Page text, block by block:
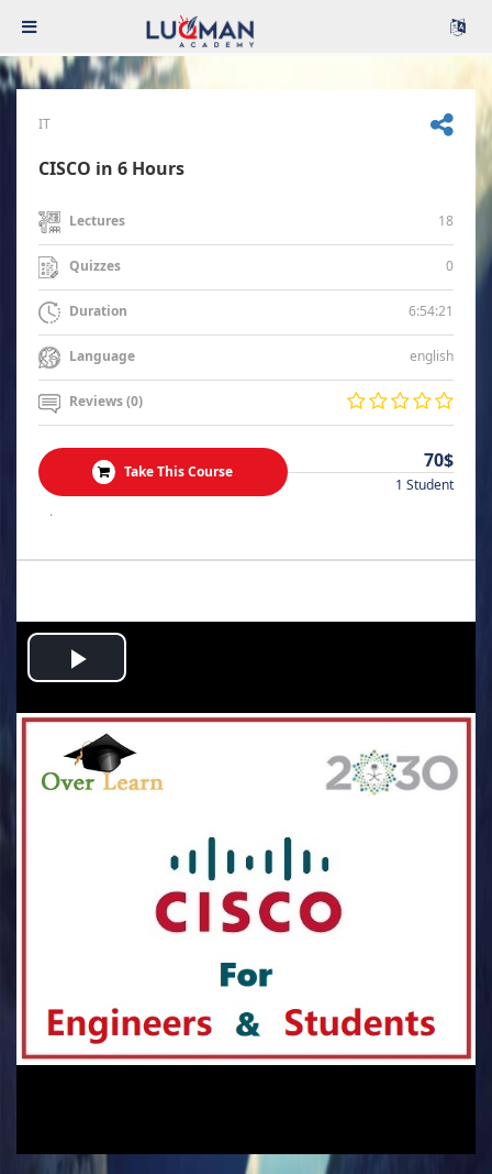
IT
CISCO in 6 Hours
Lectures 18
Quizzes 0
Duration 6:54:21
Language english
Reviews (0)
Take This Course 70$
1 Student
.
Play
Video